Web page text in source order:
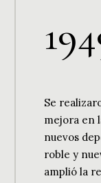
194
Se
mejora en
nuevos
roble y
amplió la